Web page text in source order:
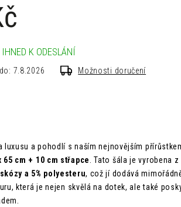
luxusu a pohodlí s naším nejnovějším
65 cm + 10 cm střapce . Tato šála je vyrobena
a 5% polyesteru, což jí dodává
která je nejen skvělá na dotek, ale také
K ODESLÁNÍ
7.8.2026 Možnosti doručení